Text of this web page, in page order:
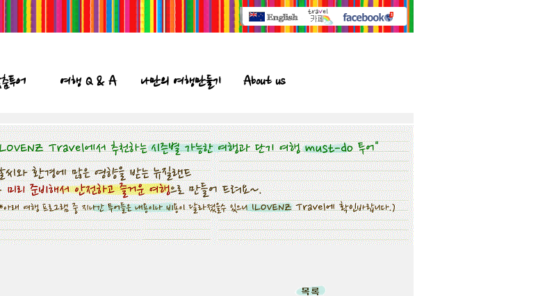
투어 여행 Q & A 나만의 여행만들기 About us